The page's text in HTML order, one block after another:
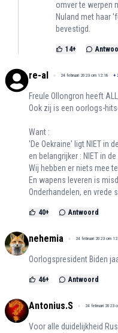
omver te werpen
Nuland met haar
bevestigd.
14+
re-al 24 februari 2023 om 12:18 +
Freule Ollongron heeft
Ook zij is een oorlogs-
Want :
'De Oekraine' ligt NIET in
en belangrijker : NIET in de
Wij hebben er niets mee
En wapens leveren is
Onderhandelen, en vrede
40+ Antwoord
nehemia 24 februari 2023 om
Oorlogspresident Biden
46+ Antwoord
Antonius.S 24 februari 2023
Voor alle duidelijkheid